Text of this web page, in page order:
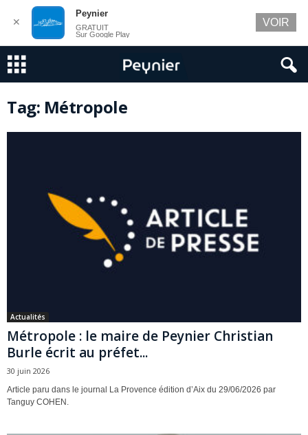
Tag: Métropole
Actualités
Métropole : le maire de Peynier Christian
Burle écrit au préfet...
30 juin 2026
Article paru dans le journal La Provence édition d’Aix du 29/06/2026 par
Tanguy COHEN.
✕
Peynier
GRATUIT
Sur Google Play
VOIR